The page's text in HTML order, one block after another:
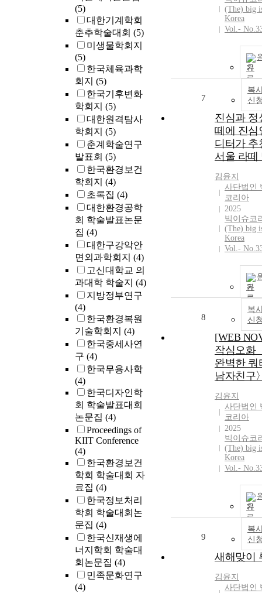
(5)
대한기계학회
춘추학술대회 (5)
미생물학회지
(5)
한국체육과학
회지 (5)
한국기후변화
학회지 (5)
대한원격탐사
학회지 (5)
춘계학술연구
발표회 (5)
한국환경보건
학회지 (4)
초록집 (4)
대한환경공학
회 학술발표논문
집 (4)
대한구강악안
면외과학회지 (4)
고신대학교 의
과대학 학술지 (4)
지방정부연구
(4)
한국환경복원
기술학회지 (4)
한국중세사연
구 (4)
한국무용사학
(4)
한국디자인학
회 학술발표대회
논문집 (4)
Proceedings of
KIIT Conference
(4)
한국환경보건
학회 학술대회 자
료집 (4)
한국정보처리
학회 학술대회논
문집 (4)
한국신재생에
너지학회 학술대
회논문집 (4)
민족문화연구
(4)
(The) big
Korea
Vol.-
기
복
신
7
진심과 정
떼에 진심
디터가 추
서울 라떼
김윤지
사단법인
코리아
2025
빅이슈코
(The) big
Korea
Vol.-
기
복
신
8
[WEB
작심오화
완벽한 쿼
남자친구
김윤지
사단법인
코리아
2025
빅이슈코
(The) big
Korea
Vol.-
기
복
신
9
새해맞이
김윤지
사단법인